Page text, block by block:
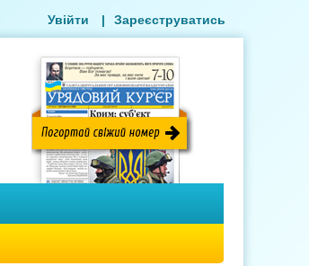
Увійти | Зареєструватись